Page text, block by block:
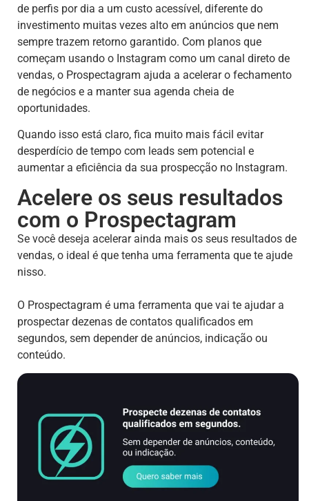
de perfis por dia a um custo acessível, diferente do
investimento muitas vezes alto em anúncios que nem
sempre trazem retorno garantido. Com planos que
começam usando o Instagram como um canal direto de
vendas, o Prospectagram ajuda a acelerar o fechamento
de negócios e a manter sua agenda cheia de
oportunidades.
Quando isso está claro, fica muito mais fácil evitar
desperdício de tempo com leads sem potencial e
aumentar a eficiência da sua prospecção no Instagram.
Acelere os seus resultados
com o Prospectagram
Se você deseja acelerar ainda mais os seus resultados de
vendas, o ideal é que tenha uma ferramenta que te ajude
nisso.
O Prospectagram é uma ferramenta que vai te ajudar a
prospectar dezenas de contatos qualificados em
segundos, sem depender de anúncios, indicação ou
conteúdo.